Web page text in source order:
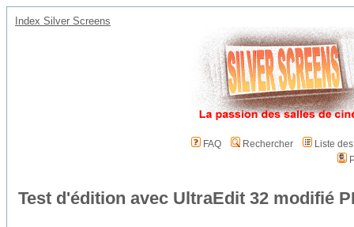
Index Silver Screens
FAQ Rechercher
Liste
Test d'édition avec UltraEdit 32 modifié